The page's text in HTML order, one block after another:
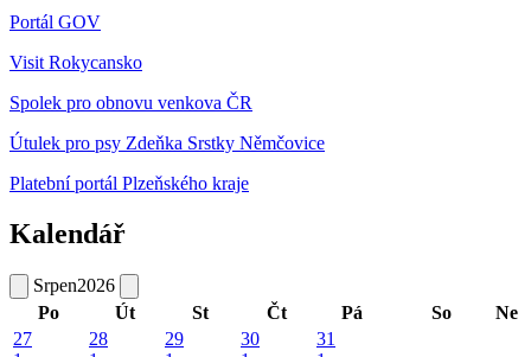
Portál GOV
Visit Rokycansko
Spolek pro obnovu venkova ČR
Útulek pro psy Zdeňka Srstky Němčovice
Platební portál Plzeňského kraje
Kalendář
Srpen2026
Po
Út St Čt Pá So
Ne
27
28
29
30
31